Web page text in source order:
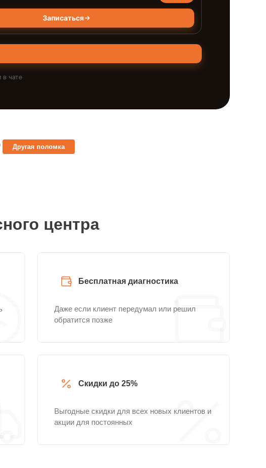
Записаться
в чате
Другая поломка
центра
Бесплатная диагностика
Даже если клиент передумал или решил
обратится позже
Скидки до 25%
Выгодные скидки для всех новых клиентов и
акции для постоянных